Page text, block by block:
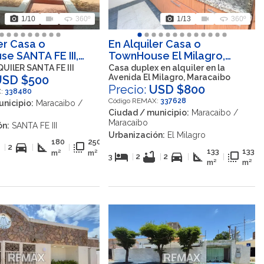
photo_camera 1/10 videocam 360 360º
Casa o
SANTA FE III,
Zulia, VEN
SANTA FE III
$500
338480
Maracaibo /
SANTA FE III
2 directions_car square_foot 180
m²
flip_to_front 250
m²
photo_camera 1/13 videocam 360 360º
En Alquiler Casa o
TownHouse El Milagro,
Avenida El Milagro,
Maracaibo, Zulia, VEN
Casa duplex en alquiler en la
Avenida El Milagro, Maracaibo
Precio: USD $800
Código REMAX: 337628
Ciudad / municipio: Maracaibo /
Maracaibo
Urbanización: El Milagro
3 hotel 2 bathtub 2 directions_car square_foot 133
m²
flip_to_front 133
m²